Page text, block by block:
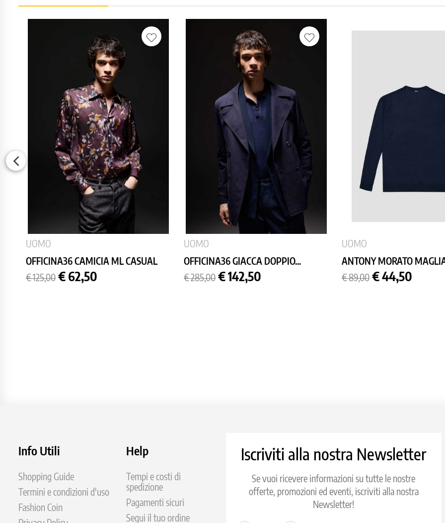
UOMO
OFFICINA36 CAMICIA ML CASUAL
Prezzo
base
€ 125,00 Prezzo
€ 62,50
UOMO
OFFICINA36 GIACCA DOPPIO...
Prezzo
base
€ 285,00 Prezzo
€ 142,50
UOMO
ANTONY MORATO
Prezzo
base
€ 89,00 Prezzo
€ 44,50
Info Utili
Shopping Guide
Termini e condizioni d'uso
Fashion Coin
Help
Tempi e costi di
spedizione
Pagamenti sicuri
Segui il tuo ordine
Iscriviti alla nostra Newsletter
Se vuoi ricevere informazioni su tutte le nostre
offerte, promozioni ed eventi, iscriviti alla nostra
Newsletter!